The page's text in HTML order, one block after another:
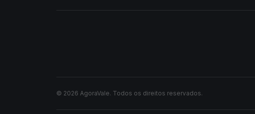
© 2026 AgoraVale. Todos os direitos reservados.